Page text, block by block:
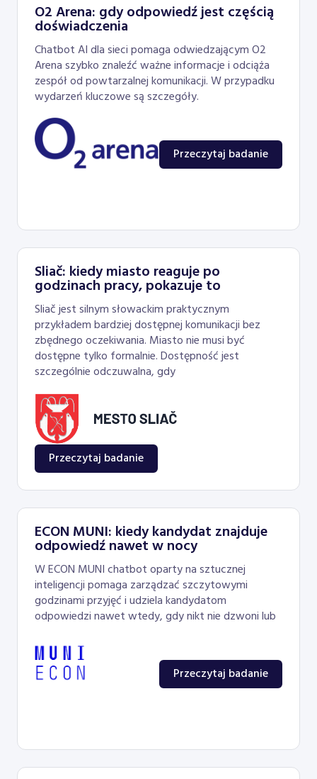
O2 Arena: gdy odpowiedź jest częścią
doświadczenia
Chatbot AI dla sieci pomaga odwiedzającym O2
Arena szybko znaleźć ważne informacje i odciąża
zespół od powtarzalnej komunikacji. W przypadku
wydarzeń kluczowe są szczegóły.
Przeczytaj badanie
Sliač: kiedy miasto reaguje po
godzinach pracy, pokazuje to
Sliač jest silnym słowackim praktycznym
przykładem bardziej dostępnej komunikacji bez
zbędnego oczekiwania. Miasto nie musi być
dostępne tylko formalnie. Dostępność jest
szczególnie odczuwalna, gdy
Przeczytaj badanie
ECON MUNI: kiedy kandydat znajduje
odpowiedź nawet w nocy
W ECON MUNI chatbot oparty na sztucznej
inteligencji pomaga zarządzać szczytowymi
godzinami przyjęć i udziela kandydatom
odpowiedzi nawet wtedy, gdy nikt nie dzwoni lub
Przeczytaj badanie